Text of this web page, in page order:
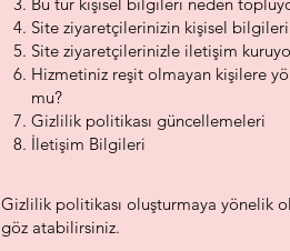
Site ziyaretçilerinizin kişisel
Site ziyaretçilerinizle iletişim
Hizmetiniz reşit olmayan kişilere
mu?
Gizlilik politikası güncellemeleri
İletişim Bilgileri
Gizlilik politikası oluşturmaya yönelik
göz atabilirsiniz.